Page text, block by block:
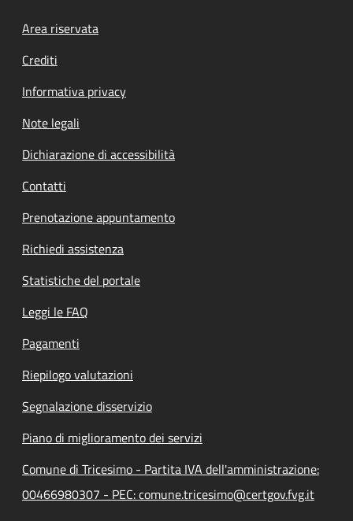
Footer menu
Area riservata
Crediti
Informativa privacy
Note legali
Dichiarazione di accessibilità
Contatti
Prenotazione appuntamento
Richiedi assistenza
Statistiche del portale
Leggi le FAQ
Pagamenti
Riepilogo valutazioni
Segnalazione disservizio
Piano di miglioramento dei servizi
Comune di Tricesimo - Partita IVA dell'amministrazione:
00466980307 - PEC: comune.tricesimo@certgov.fvg.it